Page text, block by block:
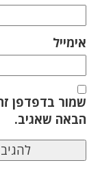
אימייל
שמור בדפדפן
הבאה שאגיב.